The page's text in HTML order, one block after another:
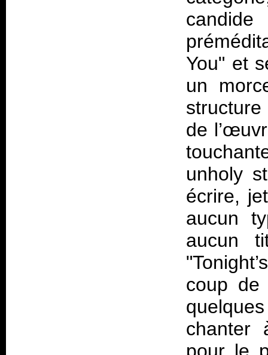
You" et
un
de
unholy
écrire,
aucun
aucun
coup
chanter